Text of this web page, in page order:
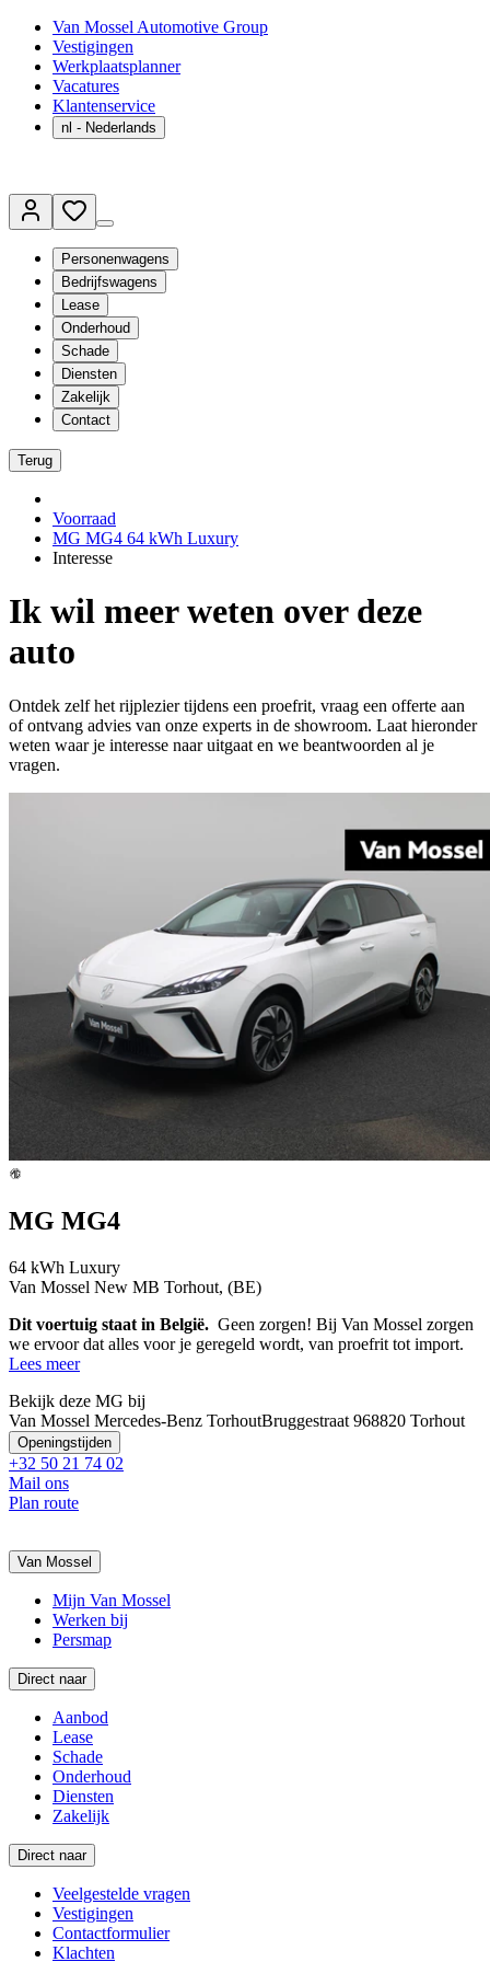
Van Mossel Automotive Group
Vestigingen
Werkplaatsplanner
Vacatures
Klantenservice
nl - Nederlands
Personenwagens
Bedrijfswagens
Lease
Onderhoud
Schade
Diensten
Zakelijk
Contact
Terug
Voorraad
MG MG4 64 kWh Luxury
Interesse
Ik wil meer weten over deze
auto
Ontdek zelf het rijplezier tijdens een proefrit, vraag een offerte aan
of ontvang advies van onze experts in de showroom. Laat hieronder
weten waar je interesse naar uitgaat en we beantwoorden al je
vragen.
MG MG4
64 kWh Luxury
Van Mossel New MB Torhout, (BE)
Dit voertuig staat in België. Geen zorgen! Bij Van Mossel zorgen
we ervoor dat alles voor je geregeld wordt, van proefrit tot import.
Lees meer
Bekijk deze MG bij
Van Mossel Mercedes-Benz TorhoutBruggestraat 968820 Torhout
Openingstijden
+32 50 21 74 02
Mail ons
Plan route
Van Mossel
Mijn Van Mossel
Werken bij
Persmap
Direct naar
Aanbod
Lease
Schade
Onderhoud
Diensten
Zakelijk
Direct naar
Veelgestelde vragen
Vestigingen
Contactformulier
Klachten